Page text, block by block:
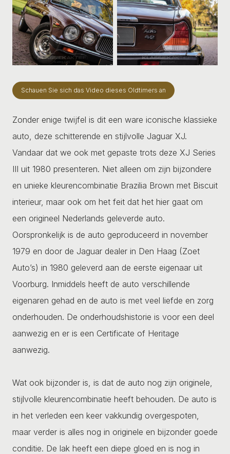
Schauen Sie sich das Video dieses Oldtimers an
Zonder enige twijfel is dit een ware iconische klassieke
auto, deze schitterende en stijlvolle Jaguar XJ.
Vandaar dat we ook met gepaste trots deze XJ Series
III uit 1980 presenteren. Niet alleen om zijn bijzondere
en unieke kleurencombinatie Brazilia Brown met Biscuit
interieur, maar ook om het feit dat het hier gaat om
een origineel Nederlands geleverde auto.
Oorspronkelijk is de auto geproduceerd in november
1979 en door de Jaguar dealer in Den Haag (Zoet
Auto’s) in 1980 geleverd aan de eerste eigenaar uit
Voorburg. Inmiddels heeft de auto verschillende
eigenaren gehad en de auto is met veel liefde en zorg
onderhouden. De onderhoudshistorie is voor een deel
aanwezig en er is een Certificate of Heritage
aanwezig.
Wat ook bijzonder is, is dat de auto nog zijn originele,
stijlvolle kleurencombinatie heeft behouden. De auto is
in het verleden een keer vakkundig overgespoten,
maar verder is alles nog in originele en bijzonder goede
conditie. De lak heeft een diepe gloed en is nog in